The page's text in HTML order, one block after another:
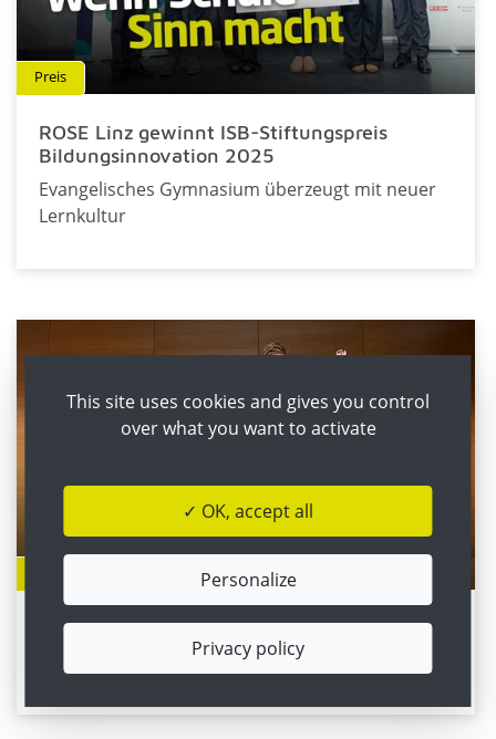
Preis
ROSE Linz gewinnt ISB-Stiftungspreis
Bildungsinnovation 2025
Evangelisches Gymnasium überzeugt mit neuer
Lernkultur
Lehrende gestalten Finanzbildung
Elf Projekte erhalten Kardea!-Preis
This site uses cookies and gives you control
over what you want to activate
✓ OK, accept all
Personalize
Privacy policy